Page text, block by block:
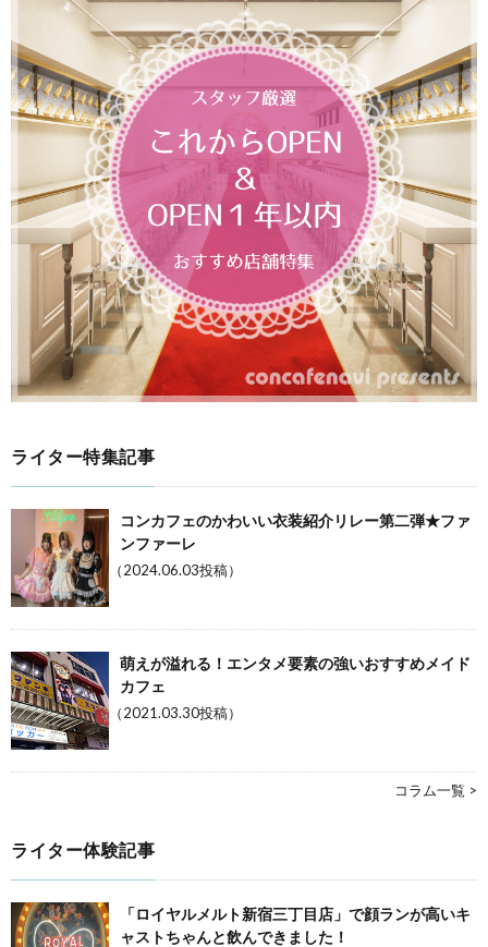
ライター特集記事
コンカフェのかわいい衣装紹介リレー第二弾★ファ
ンファーレ
（2024.06.03投稿）
萌えが溢れる！エンタメ要素の強いおすすめメイド
カフェ
（2021.03.30投稿）
コラム一覧 >
ライター体験記事
「ロイヤルメルト新宿三丁目店」で顔ランが高いキ
ャストちゃんと飲んできました！